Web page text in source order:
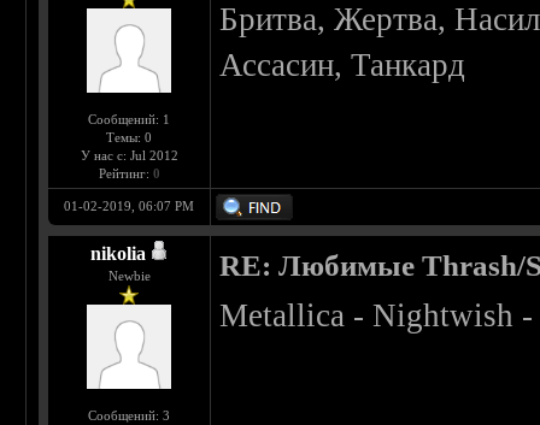
Сообщений: 1
Темы: 0
У нас с: Jul 2012
Рейтинг: 0
Бритва, Жертва,
Ассасин, Танкард
01-02-2019, 06:07 PM
nikolia
Newbie
Сообщений: 3
RE: Любимые Thrash/
Metallica - Nightwish